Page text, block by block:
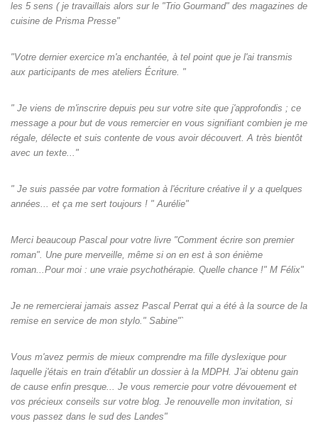
les 5 sens ( je travaillais alors sur le "Trio Gourmand" des magazines de
cuisine de Prisma Presse"
"Votre dernier exercice m'a enchantée, à tel point que je l'ai transmis
aux participants de mes ateliers Écriture. "
" Je viens de m'inscrire depuis peu sur votre site que j'approfondis ; ce
message a pour but de vous remercier en vous signifiant combien je me
régale, délecte et suis contente de vous avoir découvert. A très bientôt
avec un texte..."
" Je suis passée par votre formation à l'écriture créative il y a quelques
années... et ça me sert toujours ! " Aurélie"
Merci beaucoup Pascal pour votre livre "Comment écrire son premier
roman". Une pure merveille, même si on en est à son énième
roman...Pour moi : une vraie psychothérapie. Quelle chance !" M Félix"
Je ne remercierai jamais assez Pascal Perrat qui a été à la source de la
remise en service de mon stylo." Sabine"`
Vous m'avez permis de mieux comprendre ma fille dyslexique pour
laquelle j'étais en train d'établir un dossier à la MDPH. J'ai obtenu gain
de cause enfin presque... Je vous remercie pour votre dévouement et
vos précieux conseils sur votre blog. Je renouvelle mon invitation, si
vous passez dans le sud des Landes"